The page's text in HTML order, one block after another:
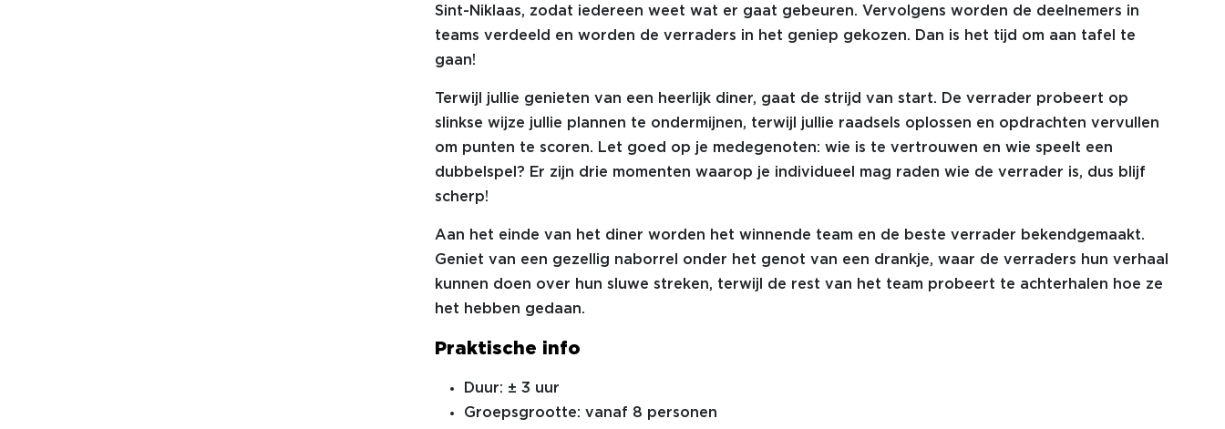
Sint-Niklaas, zodat iedereen weet wat er gaat gebeuren. Vervolgens worden de deelnemers in
teams verdeeld en worden de verraders in het geniep gekozen. Dan is het tijd om aan tafel te
gaan!
Terwijl jullie genieten van een heerlijk diner, gaat de strijd van start. De verrader probeert op
slinkse wijze jullie plannen te ondermijnen, terwijl jullie raadsels oplossen en opdrachten vervullen
om punten te scoren. Let goed op je medegenoten: wie is te vertrouwen en wie speelt een
dubbelspel? Er zijn drie momenten waarop je individueel mag raden wie de verrader is, dus blijf
scherp!
Aan het einde van het diner worden het winnende team en de beste verrader bekendgemaakt.
Geniet van een gezellig naborrel onder het genot van een drankje, waar de verraders hun verhaal
kunnen doen over hun sluwe streken, terwijl de rest van het team probeert te achterhalen hoe ze
het hebben gedaan.
Praktische info
Duur: ± 3 uur
Groepsgrootte: vanaf 8 personen